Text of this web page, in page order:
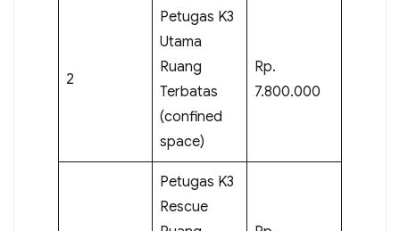
2
Petugas K3
Utama
Ruang
Terbatas
(confined
space)
Rp.
7.800.000
Petugas K3
Rescue